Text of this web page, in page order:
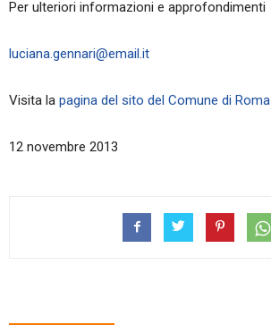
Per ulteriori informazioni e approfondimenti
luciana.gennari@email.it
Visita la pagina del sito del Comune di Roma
12 novembre 2013